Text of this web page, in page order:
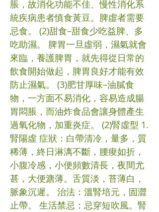
脹，故消化功能不佳、慢性消化系
統疾病患者慎食黃豆。脾虛者需要
忌食。 (2)甜食–甜食少吃益脾、多
吃助濕。 脾胃一旦虛弱，濕氣就會
來臨，養護脾胃，就先得從日常的
飲食開始做起，脾胃良好才能有效
防止濕氣。 (3)肥甘厚味–油膩食
物，一方面不易消化，容易造成腸
胃悶脹，而油炸食品會讓身體產生
過氧化物，加重炎症。 (2)腎虛型 1.
腎陽虛 症狀：白帶清冷，量多，質
稀薄，終日淋漓不斷，腰痠如折，
小腹冷感，小便頻數清長，夜間尤
甚，大便溏薄。舌質淡，苔薄白，
脈象沉遲。 治法：溫腎培元，固澀
止帶。 生活禁忌：忌穿短吹風。腎